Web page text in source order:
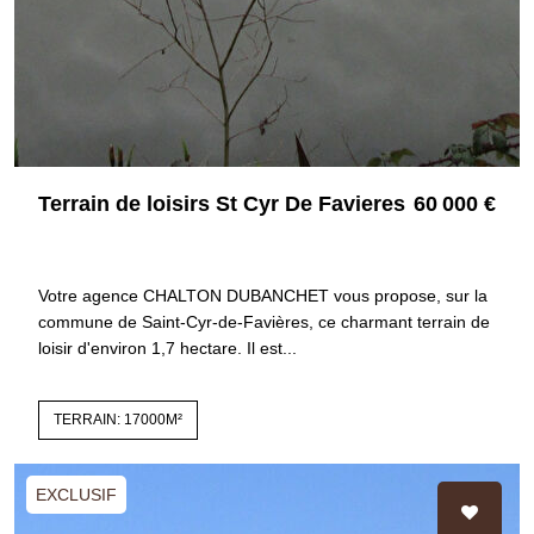
Terrain de loisirs St Cyr De Favieres 60 000 €
Votre agence CHALTON DUBANCHET vous propose, sur la
commune de Saint-Cyr-de-Favières, ce charmant terrain de
loisir d'environ 1,7 hectare. Il est...
TERRAIN: 17000M²
EXCLUSIF